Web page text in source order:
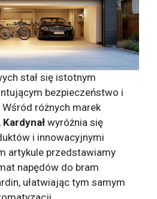
stał się istotnym
bezpieczeństwo i
różnych marek
Kardynał wyróżnia się
i innowacyjnymi
artykule przedstawiamy
napędów do bram
ułatwiając tym samym